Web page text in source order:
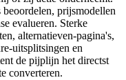
prijsmodellen
evalueren. Sterke
alternatieven-pagina's,
uitsplitsingen en
de pijplijn het directst
converteren.